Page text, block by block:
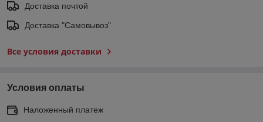
Доставка почтой
Доставка "Самовывоз"
Все условия доставки
Условия оплаты
Наложенный платеж